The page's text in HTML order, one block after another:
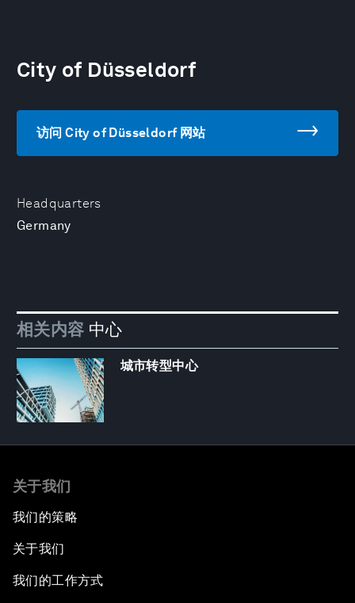
Headquarters
Germany
City of Düsseldorf
访问 City of Düsseldorf 网站
相关内容 中心
城市转型中心
关于我们
我们的策略
关于我们
我们的工作方式